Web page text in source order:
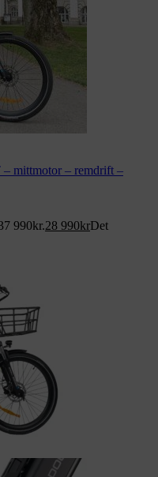
mittmotor – remdrift –
990kr.28 990krDet